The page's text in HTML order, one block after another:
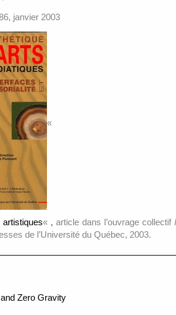
janvier 2003
«
« , article dans l’ouvrage collectif
de l’Université du Québec, 2003.
Zero Gravity